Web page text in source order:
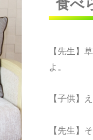
食べ
【先生】
よ。
【子供】
【先生】